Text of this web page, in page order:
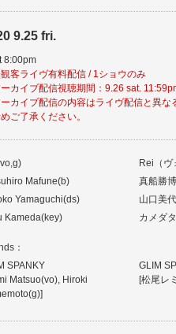
9.25 fri.
8:00pm
客ライヴ有料配信 / 1ショウのみ
カイブ配信視聴期間：9.26 sat.
カイブ配信の内容はライヴ配信と異な
ご了承ください。
Rei（ヴ
Mafune(b)
真船勝
Yamaguchi(ds)
山口美
Kameda(key)
カメダ
：
SPANKY
Matsuo(vo), Hiroki
GLIM
[松尾レ